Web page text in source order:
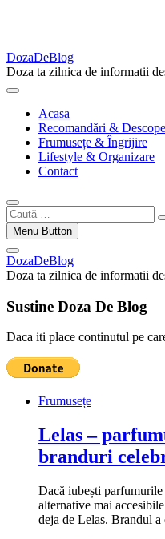
DozaDeBlog
Doza ta zilnica de informatii
Acasa
Recomandări &
Frumusețe & Îngrijire
Lifestyle & Organizare
Contact
Caută
…Menu Button
DozaDeBlog
Doza ta zilnica de informatii
Sustine Doza De Blog
Daca iti place continutul pe
Frumusețe
Lelas –
branduri
Dacă iubești
alternative mai
deja de Lelas. Brandul